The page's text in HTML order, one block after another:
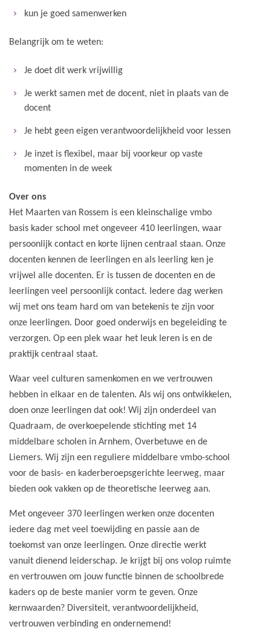
kun je goed samenwerken
Belangrijk om te weten:
Je doet dit werk vrijwillig
Je werkt samen met de docent, niet in plaats van de
docent
Je hebt geen eigen verantwoordelijkheid voor lessen
Je inzet is flexibel, maar bij voorkeur op vaste
momenten in de week
Over ons
Het Maarten van Rossem is een kleinschalige vmbo
basis kader school met ongeveer 410 leerlingen, waar
persoonlijk contact en korte lijnen centraal staan. Onze
docenten kennen de leerlingen en als leerling ken je
vrijwel alle docenten. Er is tussen de docenten en de
leerlingen veel persoonlijk contact. Iedere dag werken
wij met ons team hard om van betekenis te zijn voor
onze leerlingen. Door goed onderwijs en begeleiding te
verzorgen. Op een plek waar het leuk leren is en de
praktijk centraal staat.
Waar veel culturen samenkomen en we vertrouwen
hebben in elkaar en de talenten. Als wij ons ontwikkelen,
doen onze leerlingen dat ook! Wij zijn onderdeel van
Quadraam, de overkoepelende stichting met 14
middelbare scholen in Arnhem, Overbetuwe en de
Liemers. Wij zijn een reguliere middelbare vmbo-school
voor de basis- en kaderberoepsgerichte leerweg, maar
bieden ook vakken op de theoretische leerweg aan.
Met ongeveer 370 leerlingen werken onze docenten
iedere dag met veel toewijding en passie aan de
toekomst van onze leerlingen. Onze directie werkt
vanuit dienend leiderschap. Je krijgt bij ons volop ruimte
en vertrouwen om jouw functie binnen de schoolbrede
kaders op de beste manier vorm te geven. Onze
kernwaarden? Diversiteit, verantwoordelijkheid,
vertrouwen verbinding en ondernemend!